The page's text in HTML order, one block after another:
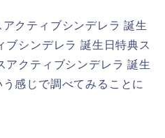
クティブシンデレラ 誕生
ブシンデレラ 誕生日特典ス
アクティブシンデレラ 誕生
感じで調べてみることに